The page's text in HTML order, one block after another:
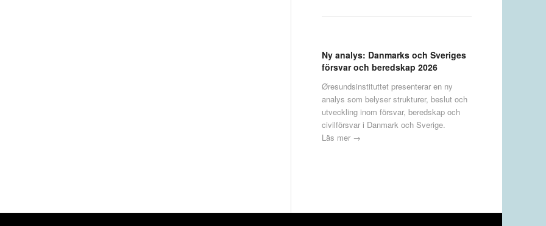
Ny analys: Danmarks och Sveriges
försvar och beredskap 2026
Øresundsinstituttet presenterar en ny
analys som belyser strukturer, beslut och
utveckling inom försvar, beredskap och
civilförsvar i Danmark och Sverige.
Läs mer →